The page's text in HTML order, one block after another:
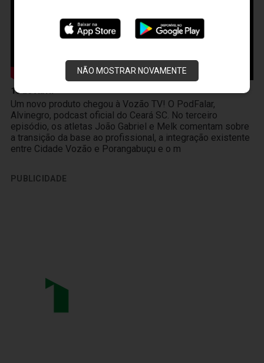
NÃO MOSTRAR NOVAMENTE
10 de Abril
Um novo produto chegou à Vozão TV! O PodFalar,
Alvinegro, podcast oficial do Ceará SC. No terceiro
episódio, os atletas João Gabriel e Melk comentam sobre
a transição da base ao profissional, a integração existente
entre Cidade Vozão e Porangabuçu e o m
PUBLICIDADE